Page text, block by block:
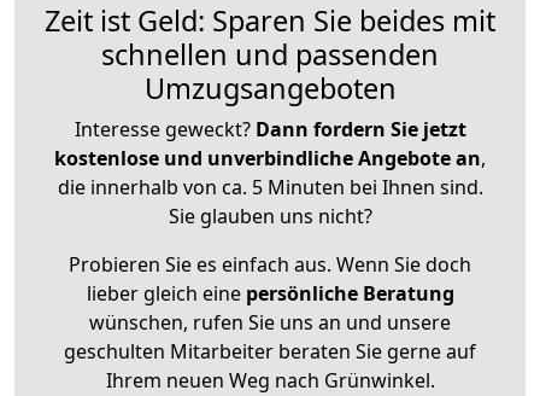
Zeit ist Geld: Sparen Sie beides mit
schnellen und passenden
Umzugsangeboten
Interesse geweckt? Dann fordern Sie jetzt
kostenlose und unverbindliche Angebote an,
die innerhalb von ca. 5 Minuten bei Ihnen sind.
Sie glauben uns nicht?
Probieren Sie es einfach aus. Wenn Sie doch
lieber gleich eine persönliche Beratung
wünschen, rufen Sie uns an und unsere
geschulten Mitarbeiter beraten Sie gerne auf
Ihrem neuen Weg nach Grünwinkel.